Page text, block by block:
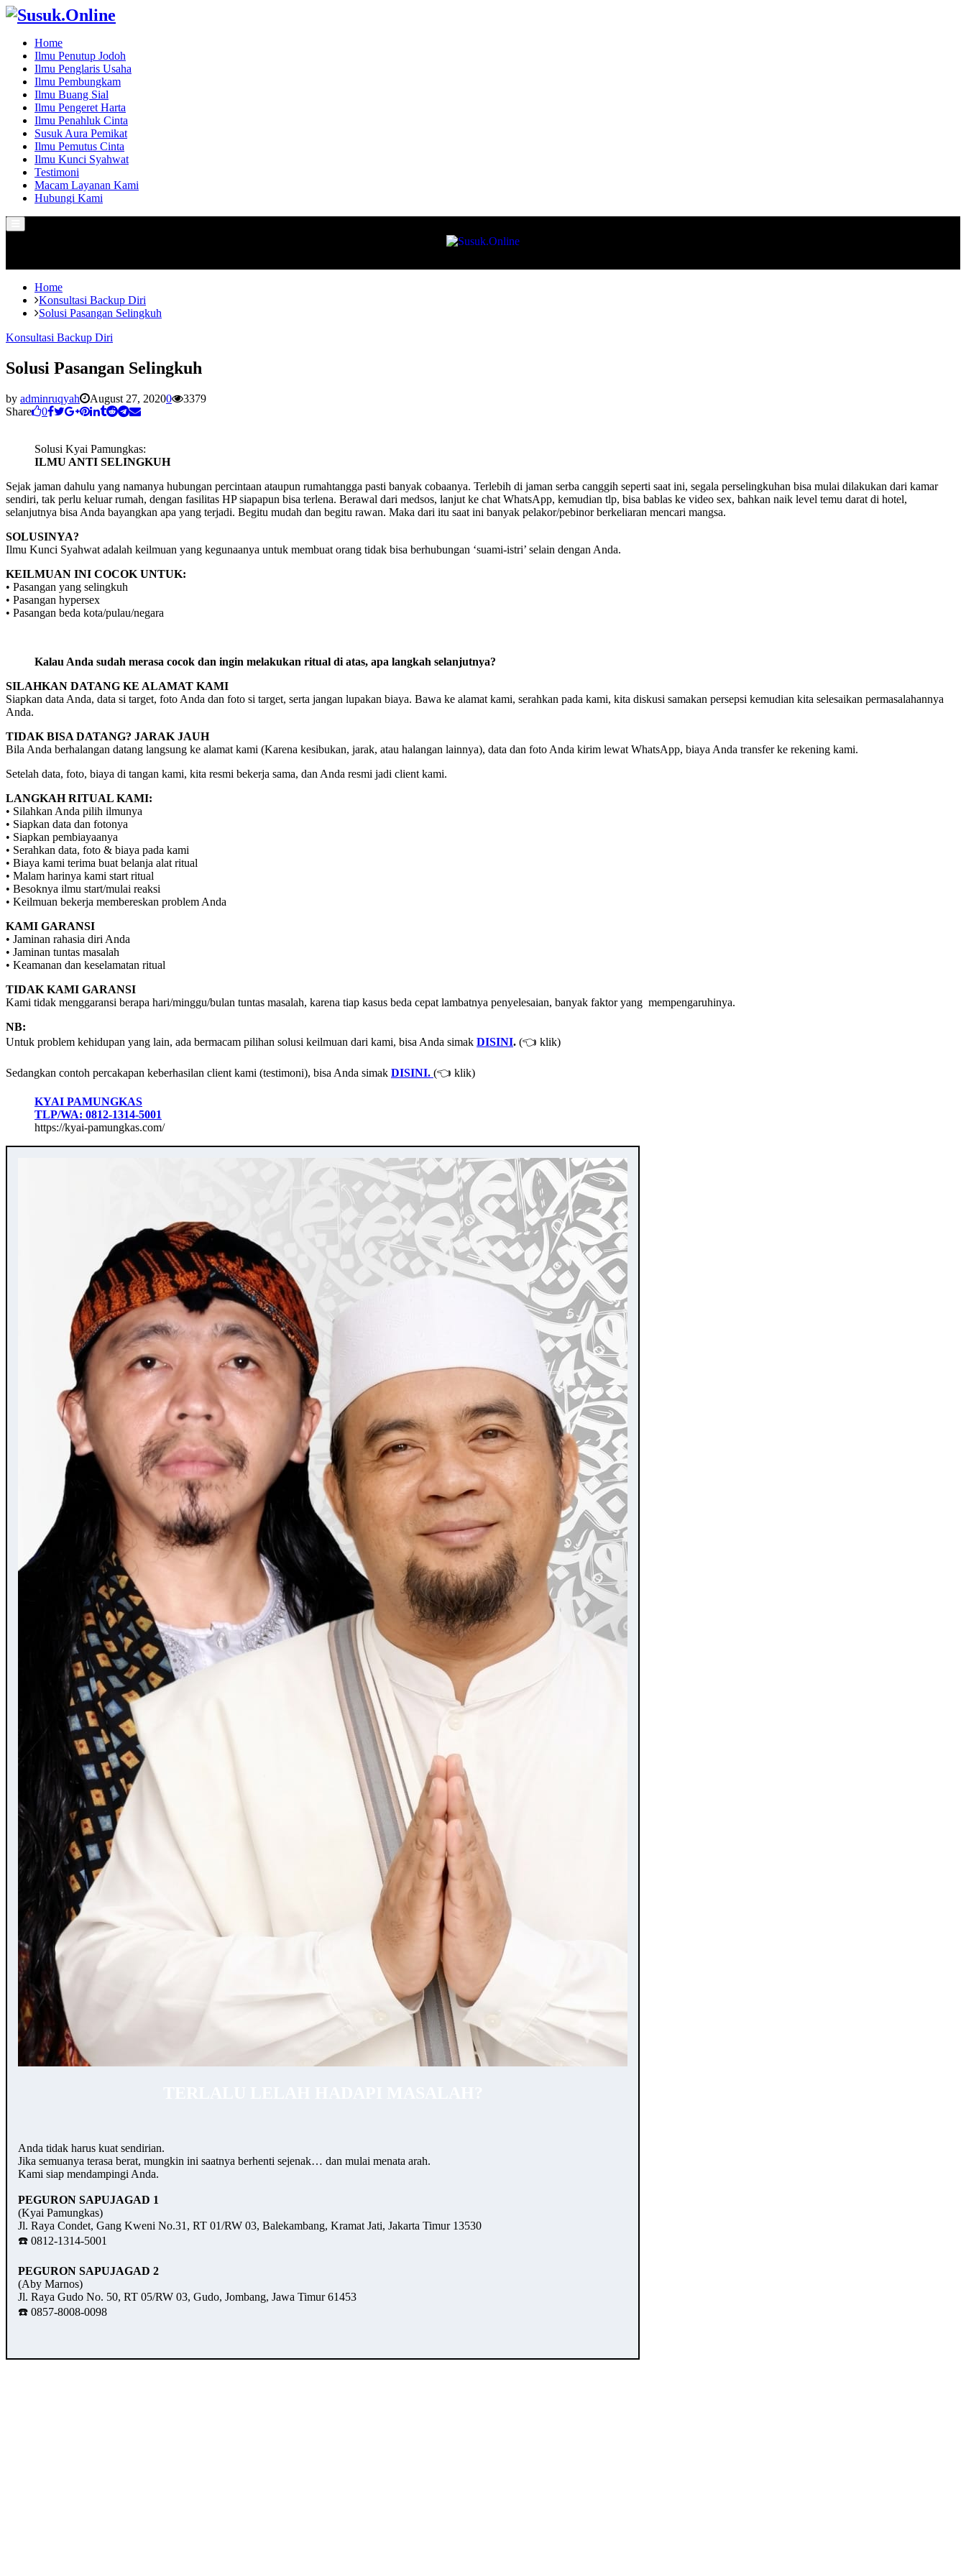
Home
Ilmu Penutup Jodoh
Ilmu Penglaris Usaha
Ilmu Pembungkam
Ilmu Buang Sial
Ilmu Pengeret Harta
Ilmu Penahluk Cinta
Susuk Aura Pemikat
Ilmu Pemutus Cinta
Ilmu Kunci Syahwat
Testimoni
Macam Layanan Kami
Hubungi Kami
Menu
Home
Konsultasi Backup Diri
Solusi Pasangan Selingkuh
Konsultasi Backup Diri
Solusi Pasangan Selingkuh
by adminruqyah August 27, 20200
3379
Share
0
Solusi Kyai Pamungkas:
ILMU ANTI SELINGKUH
Sejak jaman dahulu yang namanya hubungan percintaan ataupun rumahtangga pasti banyak cobaanya. Terlebih di jaman serba canggih seperti saat ini, segala perselingkuhan bisa mulai dilakukan dari kamar
sendiri, tak perlu keluar rumah, dengan fasilitas HP siapapun bisa terlena. Berawal dari medsos, lanjut ke chat WhatsApp, kemudian tlp, bisa bablas ke video sex, bahkan naik level temu darat di hotel,
selanjutnya bisa Anda bayangkan apa yang terjadi. Begitu mudah dan begitu rawan. Maka dari itu saat ini banyak pelakor/pebinor berkeliaran mencari mangsa.
SOLUSINYA?
Ilmu Kunci Syahwat adalah keilmuan yang kegunaanya untuk membuat orang tidak bisa berhubungan ‘suami-istri’ selain dengan Anda.
KEILMUAN INI COCOK UNTUK:
• Pasangan yang selingkuh
• Pasangan hypersex
• Pasangan beda kota/pulau/negara
Kalau Anda sudah merasa cocok dan ingin melakukan ritual di atas, apa langkah selanjutnya?
SILAHKAN DATANG KE ALAMAT KAMI
Siapkan data Anda, data si target, foto Anda dan foto si target, serta jangan lupakan biaya. Bawa ke alamat kami, serahkan pada kami, kita diskusi samakan persepsi kemudian kita selesaikan permasalahannya
Anda.
TIDAK BISA DATANG? JARAK JAUH
Bila Anda berhalangan datang langsung ke alamat kami (Karena kesibukan, jarak, atau halangan lainnya), data dan foto Anda kirim lewat WhatsApp, biaya Anda transfer ke rekening kami.
Setelah data, foto, biaya di tangan kami, kita resmi bekerja sama, dan Anda resmi jadi client kami.
LANGKAH RITUAL KAMI:
• Silahkan Anda pilih ilmunya
• Siapkan data dan fotonya
• Siapkan pembiayaanya
• Serahkan data, foto & biaya pada kami
• Biaya kami terima buat belanja alat ritual
• Malam harinya kami start ritual
• Besoknya ilmu start/mulai reaksi
• Keilmuan bekerja membereskan problem Anda
KAMI GARANSI
• Jaminan rahasia diri Anda
• Jaminan tuntas masalah
• Keamanan dan keselamatan ritual
TIDAK KAMI GARANSI
Kami tidak menggaransi berapa hari/minggu/bulan tuntas masalah, karena tiap kasus beda cepat lambatnya penyelesaian, banyak faktor yang mempengaruhinya.
NB:
Untuk problem kehidupan yang lain, ada bermacam pilihan solusi keilmuan dari kami, bisa Anda simak DISINI. (👈 klik)
Sedangkan contoh percakapan keberhasilan client kami (testimoni), bisa Anda simak DISINI. (👈 klik)
KYAI PAMUNGKAS
TLP/WA: 0812-1314-5001
https://kyai-pamungkas.com/
Anda tidak harus kuat sendirian.
Jika semuanya terasa berat, mungkin ini saatnya berhenti sejenak… dan mulai menata arah.
Kami siap mendampingi Anda.
PEGURON SAPUJAGAD 1
(Kyai Pamungkas)
Jl. Raya Condet, Gang Kweni No.31, RT 01/RW 03, Balekambang, Kramat Jati, Jakarta Timur 13530
☎️ 0812-1314-5001
PEGURON SAPUJAGAD 2
(Aby Marnos)
Jl. Raya Gudo No. 50, RT 05/RW 03, Gudo, Jombang, Jawa Timur 61453
☎️ 0857-8008-0098